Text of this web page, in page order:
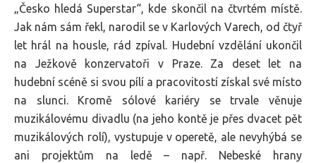
„Česko hledá Superstar“, kde skončil na čtvrtém místě.
Jak nám sám řekl, narodil se v Karlových Varech, od čtyř
let hrál na housle, rád zpíval. Hudební vzdělání ukončil
na Ježkově konzervatoři v Praze. Za deset let na
hudební scéně si svou pílí a pracovitostí získal své místo
na slunci. Kromě sólové kariéry se trvale věnuje
muzikálovému divadlu (na jeho kontě je přes dvacet pět
muzikálových rolí), vystupuje v operetě, ale nevyhýbá se
ani projektům na ledě – např. Nebeské hrany